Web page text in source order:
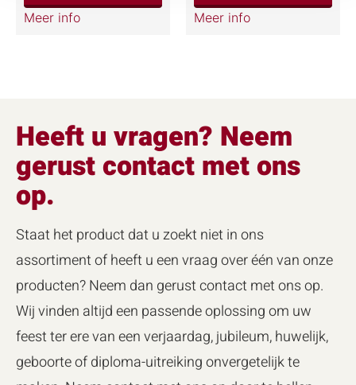
Meer info Meer info
Heeft u vragen? Neem
gerust contact met ons
op.
Staat het product dat u zoekt niet in ons
assortiment of heeft u een vraag over één van onze
producten? Neem dan gerust contact met ons op.
Wij vinden altijd een passende oplossing om uw
feest ter ere van een verjaardag, jubileum, huwelijk,
geboorte of diploma-uitreiking onvergetelijk te